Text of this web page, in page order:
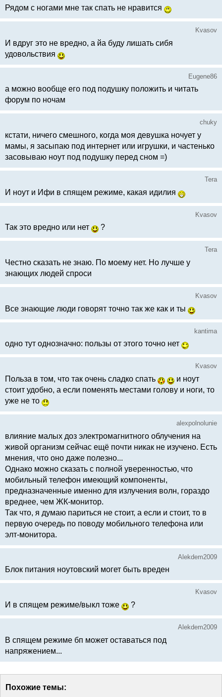
Рядом с ногами мне так спать не нравится
Kvasov
И вдруг это не вредно, а йа буду лишать сибя
удовольствия
Eugene86
а можно вообще его под подушку положить и читать
форум по ночам
chuky
кстати, ничего смешного, когда моя девушка ночует у
мамы, я засыпаю под интернет или игрушки, и частенько
засовываю ноут под подушку перед сном =)
Tera
И ноут и Ифи в спящем режиме, какая идилия
Kvasov
Так это вредно или нет ?
Tera
Честно сказать не знаю. По моему нет. Но лучше у
знающих людей спроси
Kvasov
Все знающие люди говорят точно так же как и ты
kantima
одно тут однозначно: пользы от этого точно нет
Kvasov
Польза в том, что так очень сладко спать
и ноут
стоит удобно, а если поменять местами голову и ноги, то
уже не то
alexpolnolunie
влияние малых доз электромагнитного облучения на
живой организм сейчас ещё почти никак не изучено. Есть
мнения, что оно даже полезно...
Однако можно сказать с полной уверенностью, что
мобильный телефон имеющий компоненты,
предназначенные именно для излучения волн, гораздо
вреднее, чем ЖК-монитор.
Так что, я думаю париться не стоит, а если и стоит, то в
первую очередь по поводу мобильного телефона или
элт-монитора.
Alekdem2009
Блок питания ноутовский могет быть вреден
Kvasov
И в спящем режиме/выкл тоже ?
Alekdem2009
В спящем режиме бп может оставаться под
напряжением...
Похожие темы: